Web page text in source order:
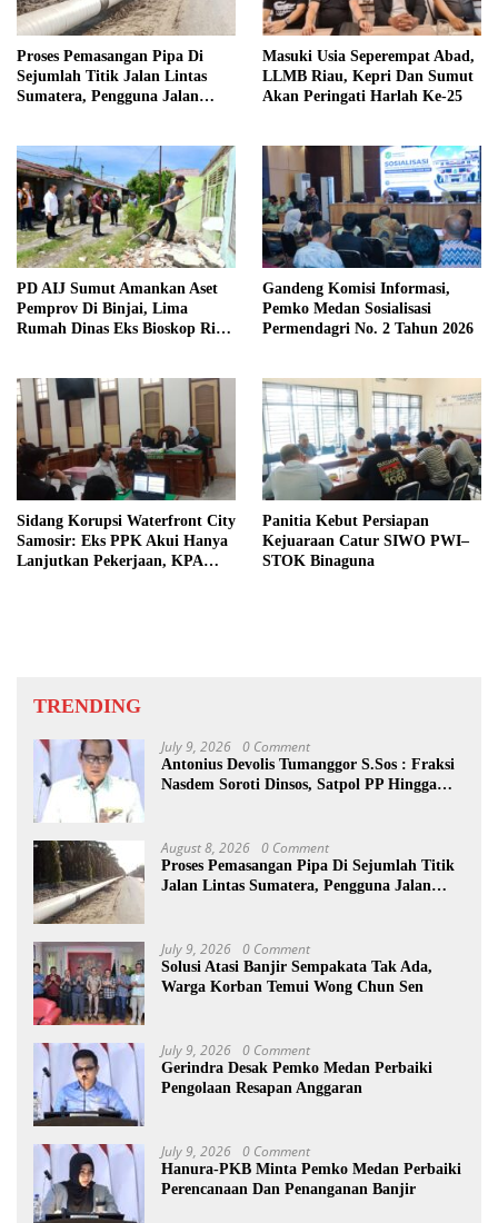
Proses Pemasangan Pipa Di
Sejumlah Titik Jalan Lintas
Sumatera, Pengguna Jalan
Masuki Usia Seperempat Abad,
LLMB Riau, Kepri Dan Sumut
Akan Peringati Harlah Ke-25
PD AIJ Sumut Amankan Aset
Pemprov Di Binjai, Lima
Rumah Dinas Eks Bioskop Ria
Gandeng Komisi Informasi,
Pemko Medan Sosialisasi
Permendagri No. 2 Tahun 2026
Sidang Korupsi Waterfront City
Samosir: Eks PPK Akui Hanya
Lanjutkan Pekerjaan, KPA
Panitia Kebut Persiapan
Kejuaraan Catur SIWO PWI–
STOK Binaguna
TRENDING
July 9, 2026 0 Comment
Antonius Devolis Tumanggor S.Sos : Fraksi
Nasdem Soroti Dinsos, Satpol PP Hingga
August 8, 2026 0 Comment
Proses Pemasangan Pipa Di Sejumlah Titik
Jalan Lintas Sumatera, Pengguna Jalan
July 9, 2026 0 Comment
Solusi Atasi Banjir Sempakata Tak Ada,
Warga Korban Temui Wong Chun Sen
July 9, 2026 0 Comment
Gerindra Desak Pemko Medan Perbaiki
Pengolaan Resapan Anggaran
July 9, 2026 0 Comment
Hanura-PKB Minta Pemko Medan Perbaiki
Perencanaan Dan Penanganan Banjir